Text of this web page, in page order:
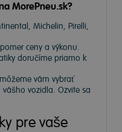
MorePneu.sk?
Michelin, Pirelli,
ceny a výkonu.
doručíme priamo k
vám vybrať
vozidla. Ozvite sa
pre vaše